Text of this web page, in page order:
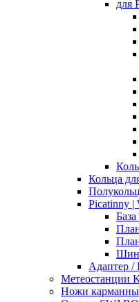
для
Кольца
Picatinny |
Адаптер /
Метеостанции
Ножи